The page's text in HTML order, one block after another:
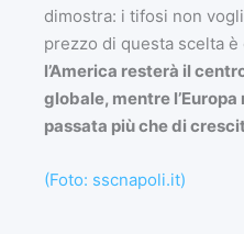
dimostra: i tifosi non
prezzo di questa scelta è
l’America resterà il
globale, mentre
passata più che di
(Foto: sscnapoli.it)